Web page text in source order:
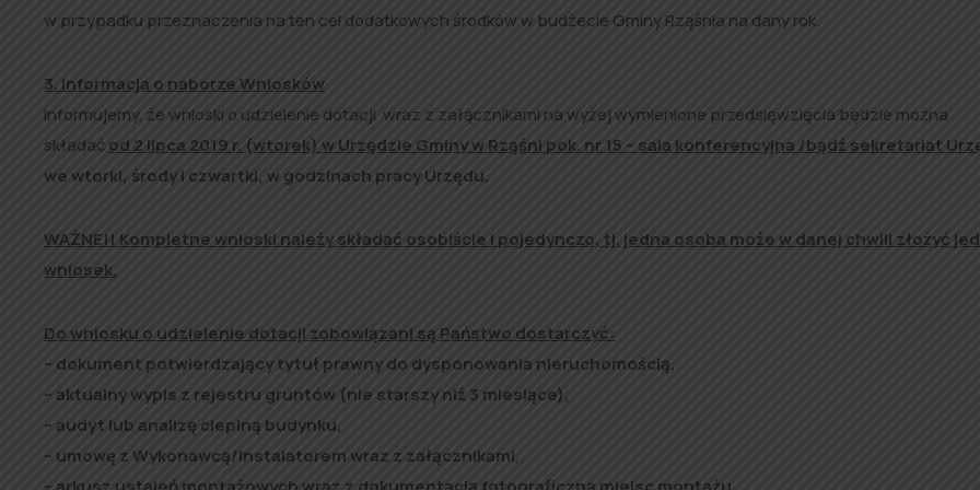
w przypadku przeznaczenia na ten cel dodatkowych środków w budżecie Gminy Rząśnia na dany rok.
3. Informacja o naborze Wniosków
Informujemy, że wnioski o udzielenie dotacji wraz z załącznikami na wyżej wymienione przedsięwzięcia będzie można
składać od 2 lipca 2019 r. (wtorek) w Urzędzie Gminy w Rząśni pok. nr 15 – sala konferencyjna /bądź sekretariat
we wtorki, środy i czwartki, w godzinach pracy Urzędu.
WAŻNE!! Kompletne wnioski należy składać osobiście i pojedynczo, tj. jedna osoba może w danej chwili złożyć
wniosek.
Do wniosku o udzielenie dotacji zobowiązani są Państwo dostarczyć:
– dokument potwierdzający tytuł prawny do dysponowania nieruchomością,
– aktualny wypis z rejestru gruntów (nie starszy niż 3 miesiące),
– audyt lub analizę cieplną budynku,
– umowę z Wykonawcą/Instalatorem wraz z załącznikami,